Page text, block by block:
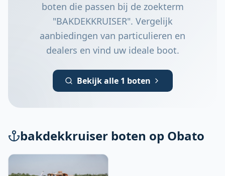
boten die passen bij de zoekterm
"BAKDEKKRUISER". Vergelijk
aanbiedingen van particulieren en
dealers en vind uw ideale boot.
Bekijk alle 1 boten
bakdekkruiser boten op Obato